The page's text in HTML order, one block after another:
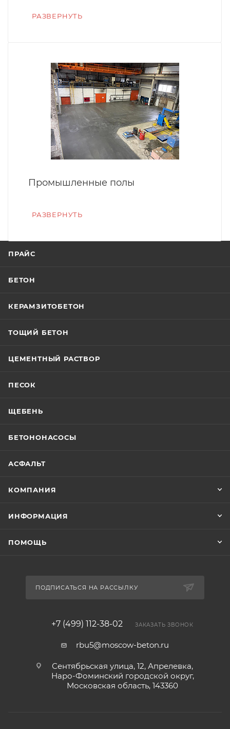
РАЗВЕРНУТЬ
Промышленные полы
РАЗВЕРНУТЬ
ПРАЙС
БЕТОН
КЕРАМЗИТОБЕТОН
ТОЩИЙ БЕТОН
ЦЕМЕНТНЫЙ РАСТВОР
ПЕСОК
ЩЕБЕНЬ
БЕТОНОНАСОСЫ
АСФАЛЬТ
КОМПАНИЯ
ИНФОРМАЦИЯ
ПОМОЩЬ
ПОДПИСАТЬСЯ НА РАССЫЛКУ
+7 (499) 112-38-02 ЗАКАЗАТЬ ЗВОНОК
rbu5@moscow-beton.ru
Сентябрьская улица, 12, Апрелевка,
Наро-Фоминский городской округ,
Московская область, 143360